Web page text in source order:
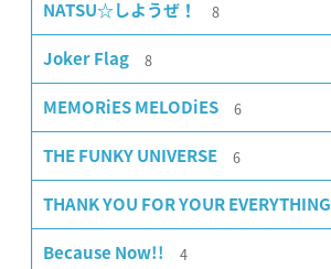
NATSU☆しようぜ！ 8
Joker Flag 8
MEMORiES MELODiES 6
THE FUNKY UNIVERSE 6
THANK YOU FOR YOUR
Because Now!! 4